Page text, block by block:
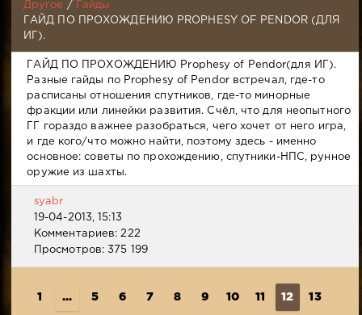
Другое /
Гайды
ГАЙД ПО ПРОХОЖДЕНИЮ PROPHESY OF PENDOR (ДЛЯ
ИГ).
ГАЙД ПО ПРОХОЖДЕНИЮ Prophesy of Pendor(для ИГ).
Разные гайды по Prophesy of Pendor встречал, где-то
расписаны отношения спутников, где-то минорные
фракции или линейки развития. Счёл, что для неопытного
ГГ гораздо важнее разобраться, чего хочет от него игра,
и где кого/что можно найти, поэтому здесь - именно
основное: советы по прохождению, спутники-НПС, рунное
оружие из шахты.
syabr
19-04-2013, 15:13
Комментариев: 222
Просмотров: 375 199
1 ... 5 6 7 8 9 10 11 12 13